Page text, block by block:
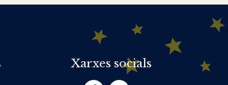
Xarxes socials